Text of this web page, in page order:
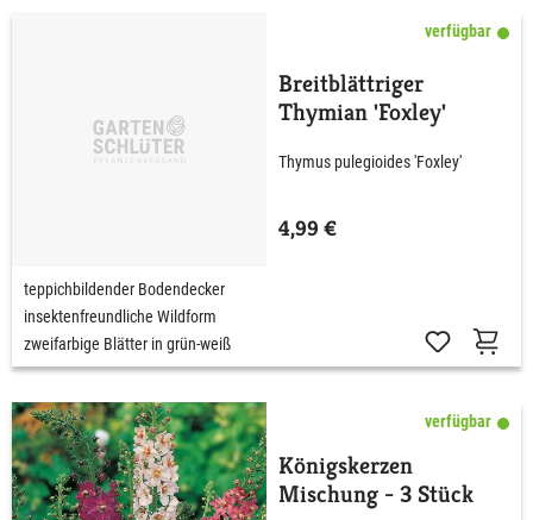
verfügbar
Breitblättriger
Thymian 'Foxley'
Thymus pulegioides 'Foxley'
4,99 €
teppichbildender Bodendecker
insektenfreundliche Wildform
zweifarbige Blätter in grün-weiß
verfügbar
Königskerzen
Mischung - 3 Stück